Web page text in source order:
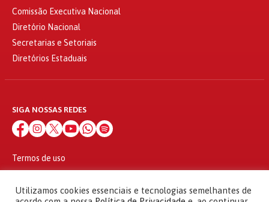
Comissão Executiva Nacional
Diretório Nacional
Secretarias e Setoriais
Diretórios Estaduais
SIGA NOSSAS REDES
Termos de uso
© 2010 - 2026
Partido dos Trabalhadores Todos os direitos reservados
Utilizamos cookies essenciais e tecnologias semelhantes de